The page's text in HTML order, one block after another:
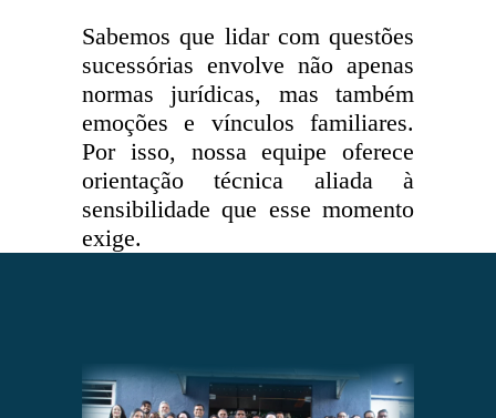
Sabemos que lidar com questões
sucessórias envolve não apenas
normas jurídicas, mas também
emoções e vínculos familiares.
Por isso, nossa equipe oferece
orientação técnica aliada à
sensibilidade que esse momento
exige.